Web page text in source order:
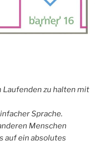
Laufenden zu halten mit
Sprache.
Menschen
auf ein absolutes